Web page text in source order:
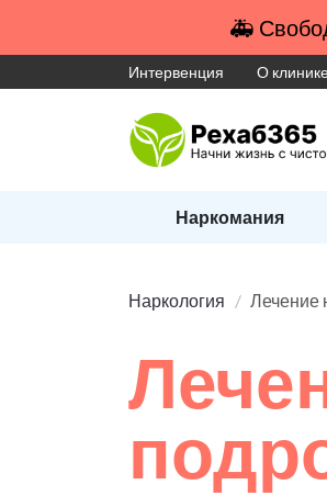
🚑
Интервенция О
Наркомания
Наркология Лечение